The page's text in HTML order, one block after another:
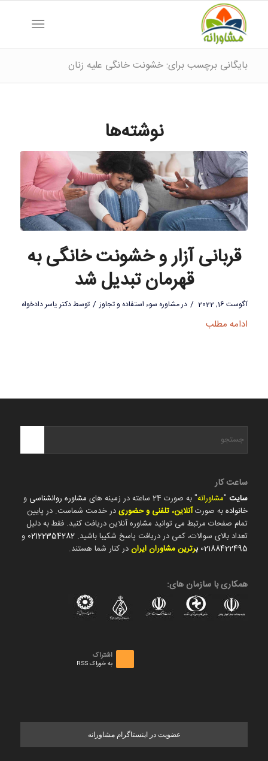
بایگانی برچسب برای: خشونت خانگی علیه زنان
نوشته‌ها
قربانی آزار و خشونت خانگی به
قهرمان تبدیل شد
آگوست 16, 2022 / درمشاوره سوء استفاده و تجاوز / توسطدکتر یاسر دادخواه
ادامه مطلب
ساعت کار
سایت"مشاورانه" به صورت 24 ساعته در زمینه های مشاوره روانشناسی و
خانوادهبه صورتآنلاین، تلفنی و حضوریدر خدمت شماست. در پایین
تمام صفحات مرتبط می توانید مشاوره آنلاین دریافت کنید. فقط به دلیل
تعداد بالای سوالات، کمی در دریافت پاسخ شکیبا باشید. 02122354282 و
02188422495 برترین مشاوران ایراندر کنار شما هستند.
همکاری با سازمان های:
اشتراک
به خوراک RSS
عضویت در اینستاگرام مشاورانه